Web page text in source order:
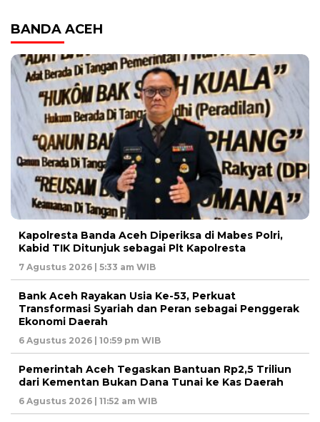
BANDA ACEH
Kapolresta Banda Aceh Diperiksa di Mabes Polri,
Kabid TIK Ditunjuk sebagai Plt Kapolresta
7 Agustus 2026 | 5:33 am WIB
Bank Aceh Rayakan Usia Ke-53, Perkuat
Transformasi Syariah dan Peran sebagai Penggerak
Ekonomi Daerah
6 Agustus 2026 | 10:59 pm WIB
Pemerintah Aceh Tegaskan Bantuan Rp2,5 Triliun
dari Kementan Bukan Dana Tunai ke Kas Daerah
6 Agustus 2026 | 11:52 am WIB